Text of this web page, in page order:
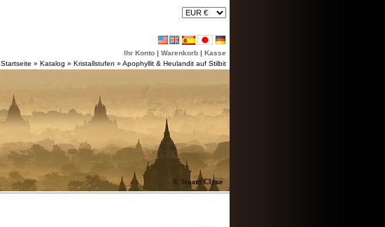
Ihr Konto | Warenkorb | Kasse
Startseite » Katalog » Kristallstufen » Apophyllit & Heulandit auf Stilbit